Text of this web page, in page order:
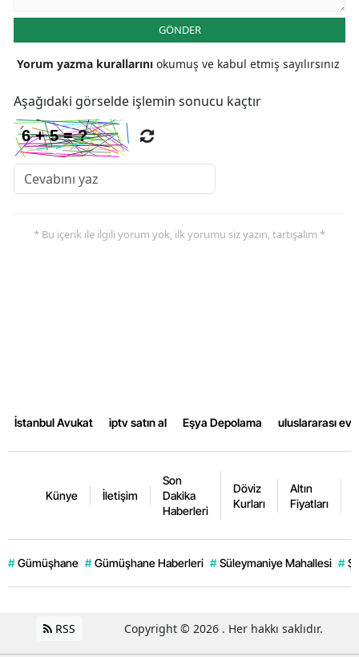
GÖNDER
Yorum yazma kurallarını okumuş ve kabul etmiş sayılırsınız
Aşağıdaki görselde işlemin sonucu kaçtır
* Bu içerik ile ilgili yorum yok, ilk yorumu siz yazın, tartışalım *
İstanbul Avukat iptv satın al Eşya Depolama uluslararası
Künye İletişim
Son
Dakika
Haberleri
Döviz
Kurları
Altın
Fiyatları
# Gümüşhane # Gümüşhane Haberleri # Süleymaniye Mahallesi #
RSS Copyright © 2026 . Her hakkı saklıdır.